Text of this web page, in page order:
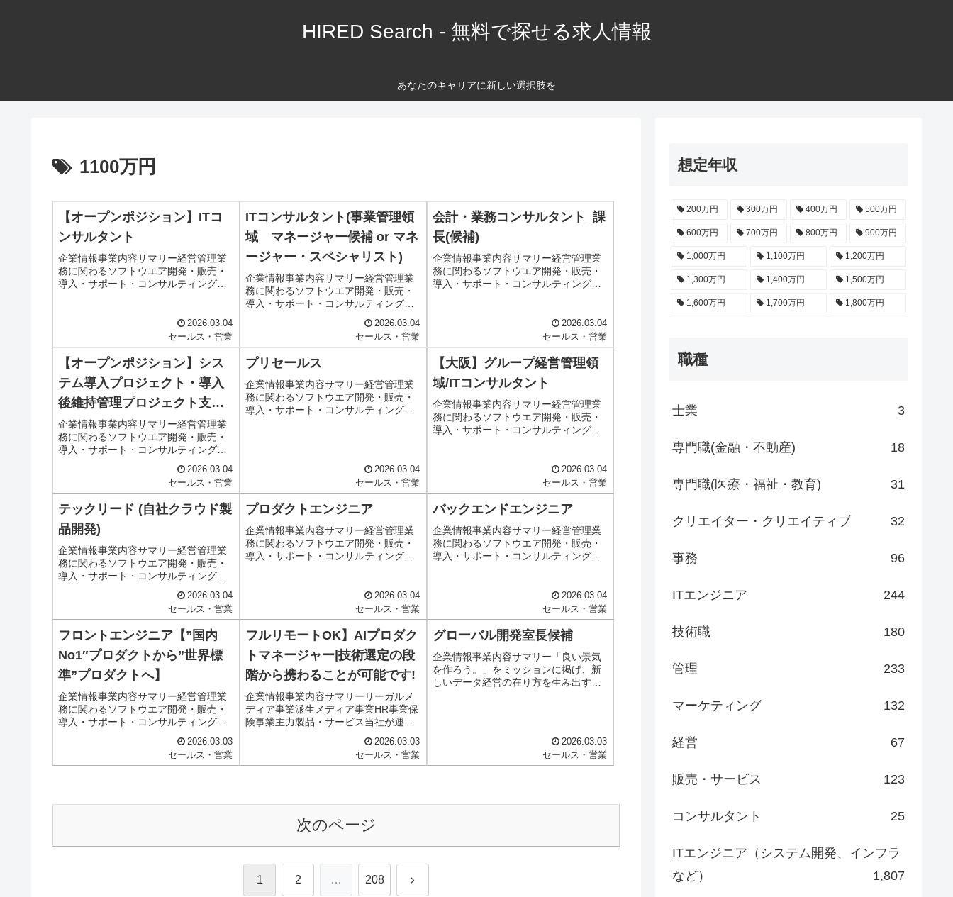
HIRED Search - 無料で探せる求人情報
あなたのキャリアに新しい選択肢を
1100万円
【オープンポジション】ITコ
ンサルタント
企業情報事業内容サマリー経営管理業
務に関わるソフトウエア開発・販売・
導入・サポート・コンサルティング仕
部署詳細事業統括本部 経営管理ソリ
ューション第1事業部・事業推進...
2026.03.04
セールス・営業
ITコンサルタント(事業管理領
域 マネージャー候補 or マネ
ージャー・スペシャリスト)
企業情報事業内容サマリー経営管理業
務に関わるソフトウエア開発・販売・
導入・サポート・コンサルティング仕
事内容職種コンサルタント職種内容IT
コンサルタント配属部署CPMソリュー
ション事業部配属部署詳細(記入なし)仕
事内容■構想・提案・PM・事...
2026.03.04
セールス・営業
会計・業務コンサルタント_課
長(候補)
企業情報事業内容サマリー経営管理業
務に関わるソフトウエア開発・販売・
導入・サポート・コンサルティング仕
統括本部 連結会計事業部 マネジメ
ントコンサルティング部配属部署詳細
(...
2026.03.04
セールス・営業
【オープンポジション】シス
テム導入プロジェクト・導入
後維持管理プロジェクト支援
者(PMO)
企業情報事業内容サマリー経営管理業
務に関わるソフトウエア開発・販売・
導入・サポート・コンサルティング仕
事内容職種コンサルタント職種内容IT
コンサルタント配属部署事業統括本
部 経営管理ソリューション第1事業部
配属部署詳細(記入なし)仕事内容顧...
2026.03.04
セールス・営業
プリセールス
企業情報事業内容サマリー経営管理業
務に関わるソフトウエア開発・販売・
導入・サポート・コンサルティング仕
2026.03.04
セールス・営業
【大阪】グループ経営管理領
域/ITコンサルタント
企業情報事業内容サマリー経営管理業
務に関わるソフトウエア開発・販売・
導入・サポート・コンサルティング仕
部署詳細事業統括本部 経営管理ソリ
ューション第2事業部 コンサル...
2026.03.04
セールス・営業
テックリード (自社クラウド製
品開発)
企業情報事業内容サマリー経営管理業
務に関わるソフトウエア開発・販売・
導入・サポート・コンサルティング仕
事内容職種ITエンジニア職種内容
SE(Web・オープン系)配属部署プロダ
クト開発本部 プロダクト・エンジニ
アリング部配属部署詳細(記入なし...
2026.03.04
セールス・営業
プロダクトエンジニア
企業情報事業内容サマリー経営管理業
務に関わるソフトウエア開発・販売・
導入・サポート・コンサルティング仕
クト開発本部 プロダクト開発部配属
部署詳細(記入なし)仕事内容▼業...
2026.03.04
セールス・営業
バックエンドエンジニア
企業情報事業内容サマリー経営管理業
務に関わるソフトウエア開発・販売・
導入・サポート・コンサルティング仕
署詳細(記入なし)仕事内容▼業務内容自
社のクラウドプロダクトである、...
2026.03.04
セールス・営業
フロントエンジニア【”国内
No1″プロダクトから”世界標
準”プロダクトへ】
企業情報事業内容サマリー経営管理業
務に関わるソフトウエア開発・販売・
導入・サポート・コンサルティング仕
ントエンドエンジニア配属部署プロダ
クト開発本部配属部署詳細(記入なし)仕
2026.03.03
セールス・営業
フルリモートOK】AIプロダク
トマネージャー|技術選定の段
階から携わることが可能です!
企業情報事業内容サマリーリーガルメ
ディア事業派生メディア事業HR事業保
険事業主力製品・サービス当社が運営
相談内容を指定して弁護士・法律相談
所を検索できるサービスです。離婚・
2026.03.03
セールス・営業
グローバル開発室長候補
企業情報事業内容サマリー「良い景気
を作ろう。」をミッションに掲げ、新
しいデータ経営の在り方を生み出すク
2026.03.03
セールス・営業
次のページ
1 2 … 208 次
想定年収
200万円 300万円 400万円 500万円
600万円 700万円 800万円 900万円
1,000万円 1,100万円 1,200万円
1,300万円 1,400万円 1,500万円
1,600万円 1,700万円 1,800万円
職種
士業 3
専門職(金融・不動産) 18
専門職(医療・福祉・教育) 31
クリエイター・クリエイティブ 32
事務 96
ITエンジニア 244
技術職 180
管理 233
マーケティング 132
経営 67
販売・サービス 123
コンサルタント 25
ITエンジニア（システム開発、インフラ
など）
1,807